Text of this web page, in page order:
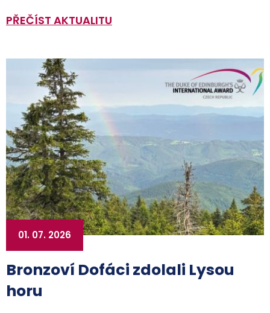
PŘEČÍST AKTUALITU
Bronzoví Dofáci zdolali Lysou
horu
01. 07. 2026